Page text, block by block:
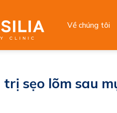
Về chúng tôi
trị sẹo lõm sau